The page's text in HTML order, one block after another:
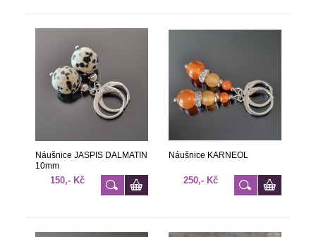
Náušnice JASPIS DALMATIN
10mm
150,- Kč
Náušnice KARNEOL
250,- Kč